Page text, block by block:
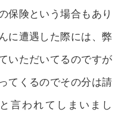
保険という場合もあり
に遭遇した際には、弊
いただいてるのですが
てくるのでその分は請
言われてしまいまし